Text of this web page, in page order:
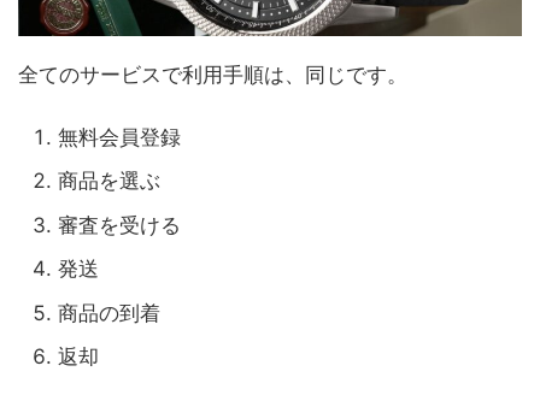
全てのサービスで利用手順は、同じです。
無料会員登録
商品を選ぶ
審査を受ける
発送
商品の到着
返却